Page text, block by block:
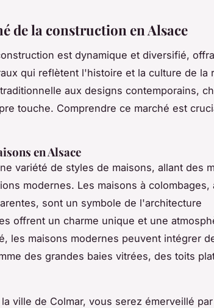
de la construction en Alsace
est dynamique et diversifié,
qui reflètent l'histoire et la culture de la
aux designs contemporains,
touche. Comprendre ce marché est
en Alsace
variété de styles de maisons, allant des
modernes. Les maisons à colombages,
sont un symbole de l'architecture
offrent un charme unique et une
les maisons modernes peuvent intégrer
des grandes baies vitrées, des toits
ville de Colmar, vous serez émerveillé